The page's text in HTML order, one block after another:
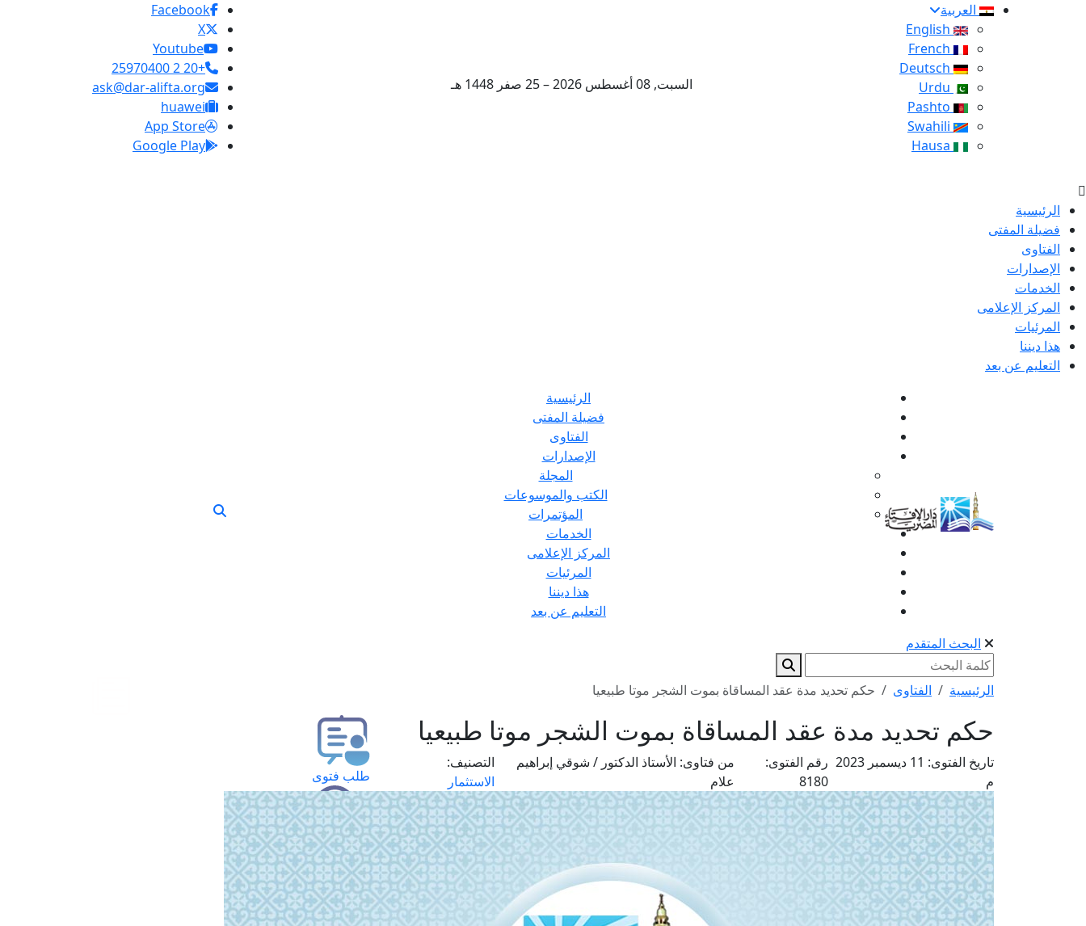
العربية
السبت, 08 أغسطس 2026 – 25 صفر 1448 هـ
Facebook
X
Youtube
+20 2 25970400
ask@dar-alifta.org
huawei
App Store
Google Play
الرئيسية
فضيلة المفتى
الفتاوى
الإصدارات
الخدمات
المركز الإعلامى
المرئيات
هذا ديننا
التعليم عن بعد
الرئيسية
فضيلة المفتى
الفتاوى
الإصدارات
المجلة
الكتب والموسوعات
المؤتمرات
الخدمات
المركز الإعلامى
المرئيات
هذا ديننا
التعليم عن بعد
البحث المتقدم
الرئيسية الفتاوى حكم تحديد مدة عقد المساقاة بموت الشجر موتا طبيعيا
حكم تحديد مدة عقد المساقاة بموت الشجر موتا طبيعيا
تاريخ الفتوى:
11 ديسمبر 2023
م
رقم الفتوى:
8180
من فتاوى: الأستاذ الدكتور / شوقي إبراهيم
علام
التصنيف:
الاستثمار
طلب فتوى
استعلام عن فتوى
حجز موعد